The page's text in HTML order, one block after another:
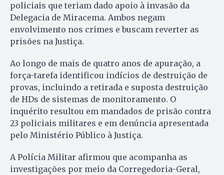
policiais que teriam dado apoio à invasão da
Delegacia de Miracema. Ambos negam
envolvimento nos crimes e buscam reverter as
prisões na Justiça.
Ao longo de mais de quatro anos de apuração, a
força-tarefa identificou indícios de destruição de
provas, incluindo a retirada e suposta destruição
de HDs de sistemas de monitoramento. O
inquérito resultou em mandados de prisão contra
23 policiais militares e em denúncia apresentada
pelo Ministério Público à Justiça.
A Polícia Militar afirmou que acompanha as
investigações por meio da Corregedoria-Geral,